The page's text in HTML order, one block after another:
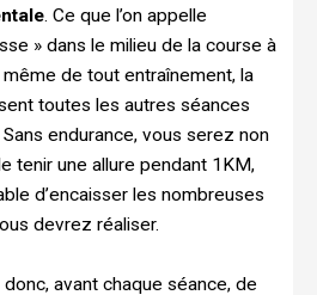
. Ce que l’on appelle
» dans le milieu de la course à
de tout entraînement, la
toutes les autres séances
endurance, vous serez non
tenir une allure pendant 1KM,
d’encaisser les nombreuses
devrez réaliser.
avant chaque séance, de